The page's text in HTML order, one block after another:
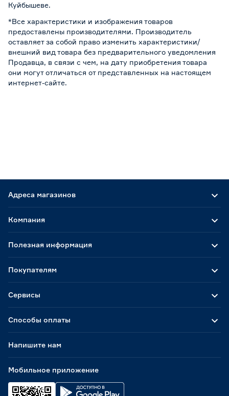
Куйбышеве.
*Все характеристики и изображения товаров
предоставлены производителями. Производитель
оставляет за собой право изменить характеристики/
внешний вид товара без предварительного уведомления
Продавца, в связи с чем, на дату приобретения товара
они могут отличаться от представленных на настоящем
интернет-сайте.
Адреса магазинов
Способы оплаты
Мобильное приложение
Компания
Полезная информация
Покупателям
Сервисы
Напишите нам